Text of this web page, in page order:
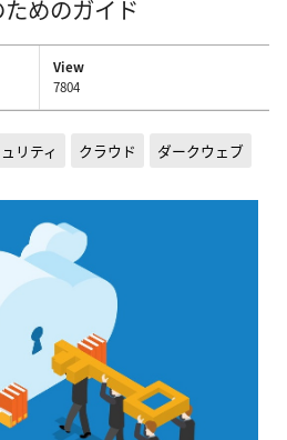
めのガイド
View
7804
リティ クラウド ダークウェブ